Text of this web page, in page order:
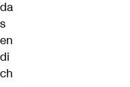
da
s
en
di
ch